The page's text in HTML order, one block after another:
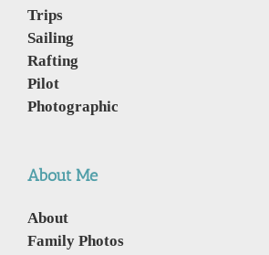
Trips
Sailing
Rafting
Pilot
Photographic
About Me
About
Family Photos